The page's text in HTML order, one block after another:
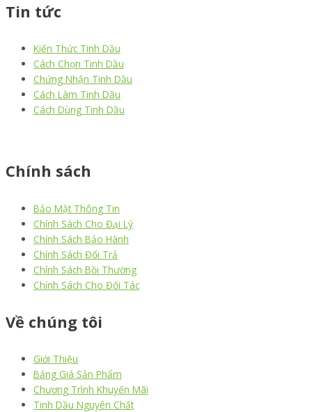
Tin tức
Kiến Thức Tinh Dầu
Cách Chọn Tinh Dầu
Chứng Nhận Tinh Dầu
Cách Làm Tinh Dầu
Cách Dùng Tinh Dầu
Chính sách
Bảo Mật Thông Tin
Chính Sách Cho Đại Lý
Chính Sách Bảo Hành
Chính Sách Đổi Trả
Chính Sách Bồi Thường
Chính Sách Cho Đối Tác
Về chúng tôi
Giới Thiệu
Bảng Giá Sản Phẩm
Chương Trình Khuyến Mãi
Tinh Dầu Nguyên Chất